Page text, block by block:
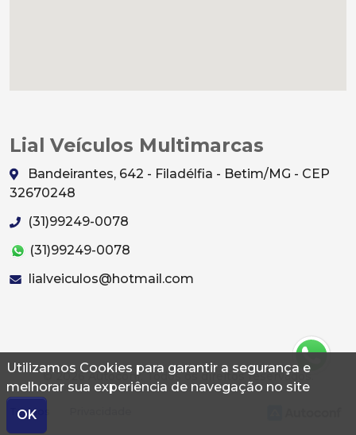
Utilizamos Cookies para garantir a segurança e
melhorar sua experiência de navegação no site
OK
Lial Veículos Multimarcas
Bandeirantes, 642 - Filadélfia - Betim/MG - CEP
32670248
(31)99249-0078
(31)99249-0078
lialveiculos@hotmail.com
© 2026 Autoconf. Todos os direitos reservados.
Termos